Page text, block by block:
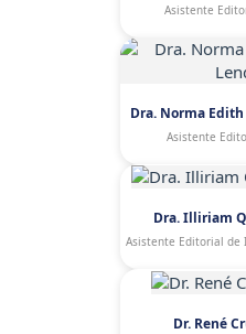
Asistente
Dra. Norma
Asistente
Dra. Illiriam
Asistente Editorial de
Dr. René